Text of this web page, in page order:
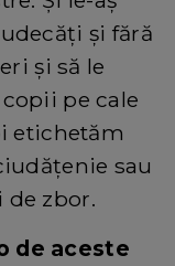
și fără
și să le
pe cale
etichetăm
sau
zbor.
de aceste